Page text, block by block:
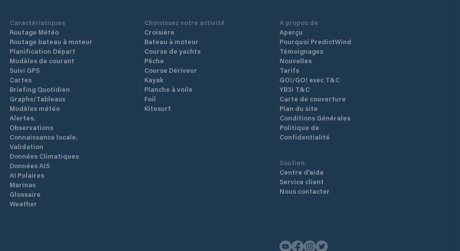
Caractéristiques
Routage Météo
Routage bateau à moteur
Planification Départ
Modèles de courant
Suivi GPS
Cartes
Briefing Quotidien
Graphs/Tableaux
Modèles météo
Alertes.
Observations
Connaissance locale.
Validation
Données Climatiques
Données AIS
AI Polaires
Marinas
Glossaire
Weather
Choisissez votre activité
Croisière
Bateau à moteur
Course de yachts
Pêche
Course Dériveur
Kayak
Planche à voile
Foil
Kitesurf
A propos de
Aperçu
Pourquoi PredictWind
Témoignages
Nouvelles
Tarifs
GO!/GO! exec T&C
YB3i T&C
Carte de couverture
Plan du site
Conditions Générales
Politique de
Confidentialité
Soutien.
Centre d’aide
Service client
Nous contacter